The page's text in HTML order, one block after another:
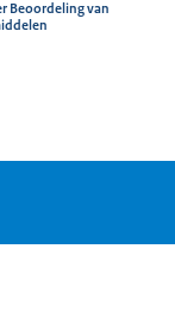
Beoordeling van